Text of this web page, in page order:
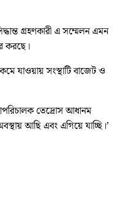
গ্রহণকারী এ সম্মেলন এমন
করছে।
কমে যাওয়ায় সংস্থাটি বাজেট ও
তেদ্রোস আধানম
আছি এবং এগিয়ে যাচ্ছি।’